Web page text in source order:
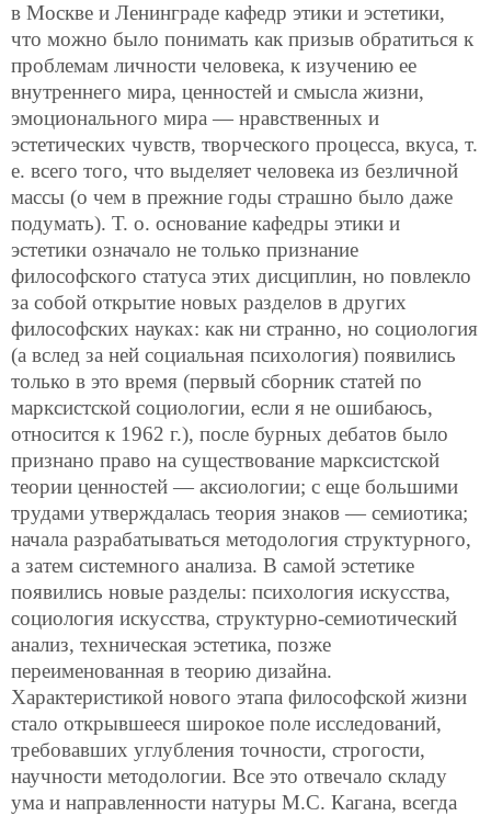
в Москве и Ленинграде кафедр этики и эстетики,
что можно было понимать как призыв обратиться к
проблемам личности человека, к изучению ее
внутреннего мира, ценностей и смысла жизни,
эмоционального мира — нравственных и
эстетических чувств, творческого процесса, вкуса, т.
е. всего того, что выделяет человека из безличной
массы (о чем в прежние годы страшно было даже
подумать). Т. о. основание кафедры этики и
эстетики означало не только признание
философского статуса этих дисциплин, но повлекло
за собой открытие новых разделов в других
философских науках: как ни странно, но социология
(а вслед за ней социальная психология) появились
только в это время (первый сборник статей по
марксистской социологии, если я не ошибаюсь,
относится к 1962 г.), после бурных дебатов было
признано право на существование марксистской
теории ценностей — аксиологии; с еще большими
трудами утверждалась теория знаков — семиотика;
начала разрабатываться методология структурного,
а затем системного анализа. В самой эстетике
появились новые разделы: психология искусства,
социология искусства, структурно-семиотический
анализ, техническая эстетика, позже
переименованная в теорию дизайна.
Характеристикой нового этапа философской жизни
стало открывшееся широкое поле исследований,
требовавших углубления точности, строгости,
научности методологии. Все это отвечало складу
ума и направленности натуры М.С. Кагана, всегда